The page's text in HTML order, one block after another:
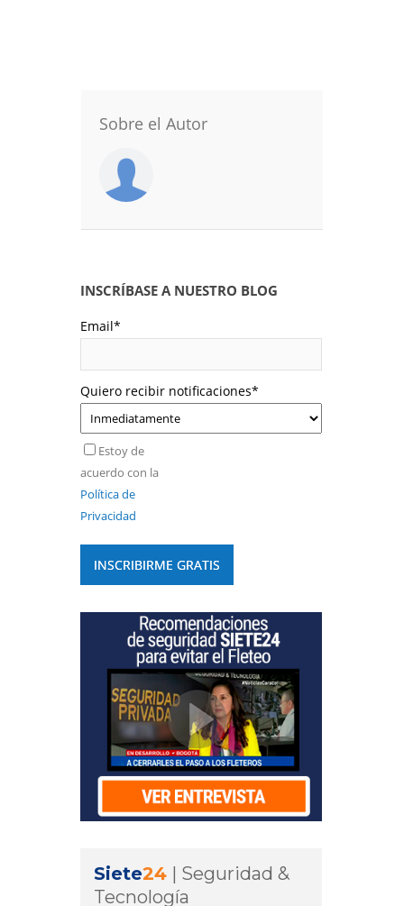
Sobre el Autor
INSCRÍBASE A NUESTRO BLOG
Email*
Quiero recibir notificaciones*
Estoy de
acuerdo con la
Política de
Privacidad
Siete24 | Seguridad &
Tecnología